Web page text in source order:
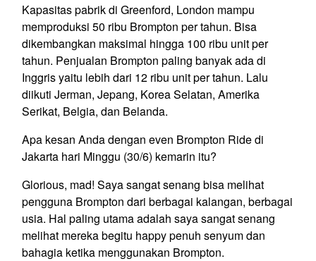
Kapasitas pabrik di Greenford, London mampu
memproduksi 50 ribu Brompton per tahun. Bisa
dikembangkan maksimal hingga 100 ribu unit per
tahun. Penjualan Brompton paling banyak ada di
Inggris yaitu lebih dari 12 ribu unit per tahun. Lalu
diikuti Jerman, Jepang, Korea Selatan, Amerika
Serikat, Belgia, dan Belanda.
Apa kesan Anda dengan even Brompton Ride di
Jakarta hari Minggu (30/6) kemarin itu?
Glorious, mad! Saya sangat senang bisa melihat
pengguna Brompton dari berbagai kalangan, berbagai
usia. Hal paling utama adalah saya sangat senang
melihat mereka begitu happy penuh senyum dan
bahagia ketika menggunakan Brompton.